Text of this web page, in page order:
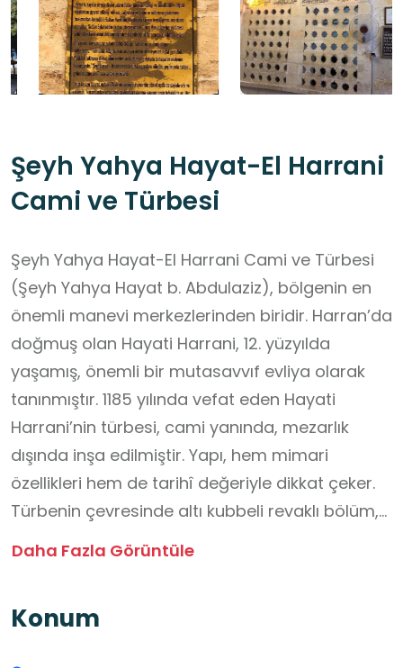
Şeyh Yahya Hayat-El Harrani
Cami ve Türbesi
Şeyh Yahya Hayat-El Harrani Cami ve Türbesi
(Şeyh Yahya Hayat b. Abdulaziz), bölgenin en
önemli manevi merkezlerinden biridir. Harran’da
doğmuş olan Hayati Harrani, 12. yüzyılda
yaşamış, önemli bir mutasavvıf evliya olarak
tanınmıştır. 1185 yılında vefat eden Hayati
Harrani’nin türbesi, cami yanında, mezarlık
dışında inşa edilmiştir. Yapı, hem mimari
özellikleri hem de tarihî değeriyle dikkat çeker.
Türbenin çevresinde altı kubbeli revaklı bölüm,
cenazelik yapıları ve Hz. Yakup Kuyusu bulunur.
atmosfer sunar. Türbenin ana yapısı sivri
Daha Fazla Görüntüle
Konum